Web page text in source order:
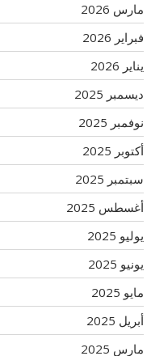
مارس 2026
فبراير 2026
يناير 2026
ديسمبر 2025
نوفمبر 2025
أكتوبر 2025
سبتمبر 2025
أغسطس 2025
يوليو 2025
يونيو 2025
مايو 2025
أبريل 2025
مارس 2025